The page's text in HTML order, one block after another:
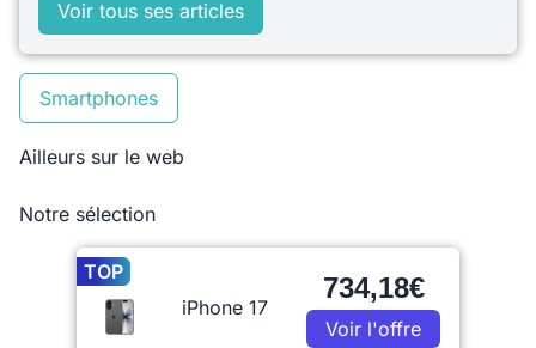
Voir tous ses articles
Smartphones
Ailleurs sur le web
Notre sélection
TOP
iPhone 17
734,18€
Voir l'offre